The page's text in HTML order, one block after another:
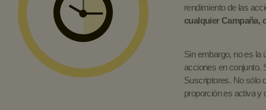
rendimiento de las
cualquier Campaña,
Sin embargo, no es la
acciones en conjunto.
Suscriptores. No sólo
proporción es activa y